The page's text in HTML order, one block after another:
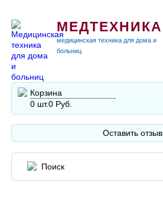
МЕДТЕХНИКА
медицинская техника для дома и
больниц
Корзина
0 шт.0 Руб.
Оставить отзыв